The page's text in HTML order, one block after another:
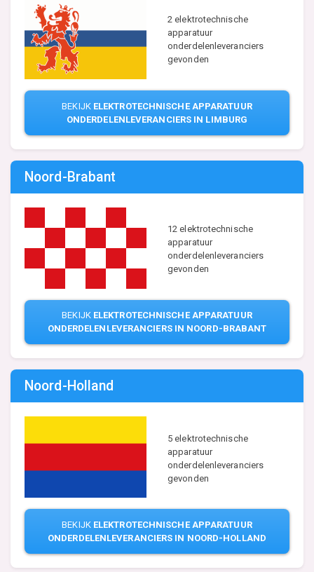
2 elektrotechnische
apparatuur
onderdelenleveranciers
gevonden
BEKIJK ELEKTROTECHNISCHE APPARATUUR
ONDERDELENLEVERANCIERS IN LIMBURG
Noord-Brabant
12 elektrotechnische
apparatuur
onderdelenleveranciers
gevonden
BEKIJK ELEKTROTECHNISCHE APPARATUUR
ONDERDELENLEVERANCIERS IN NOORD-BRABANT
Noord-Holland
5 elektrotechnische
apparatuur
onderdelenleveranciers
gevonden
BEKIJK ELEKTROTECHNISCHE APPARATUUR
ONDERDELENLEVERANCIERS IN NOORD-HOLLAND